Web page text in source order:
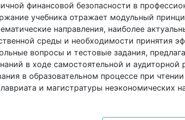
финансовой безопасности в
учебника отражает модульный
направления, наиболее
среды и необходимости принятия
вопросы и тестовые задания,
в ходе самостоятельной и аудиторной
в образовательном процессе при
и магистратуры неэкономических